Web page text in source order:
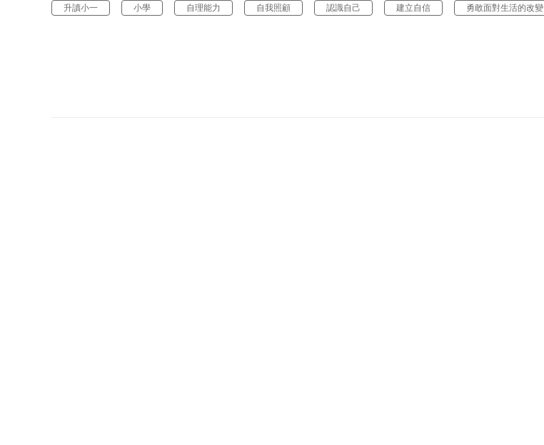
升讀小一 小學 自理能力 自我照顧 認識自己 建立自信 勇敢面對生活的改變